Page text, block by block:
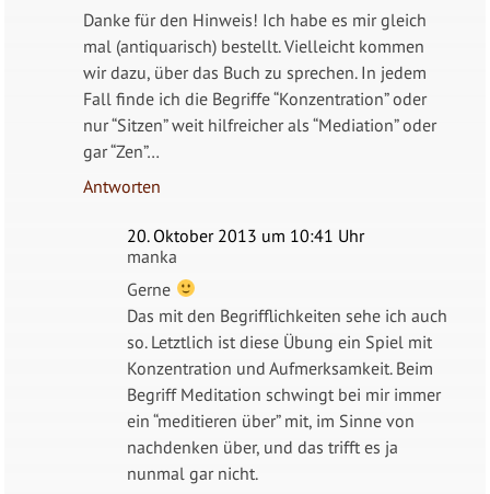
Danke für den Hinweis! Ich habe es mir gleich
mal (antiquarisch) bestellt. Vielleicht kommen
wir dazu, über das Buch zu sprechen. In jedem
Fall finde ich die Begriffe “Konzentration” oder
nur “Sitzen” weit hilfreicher als “Mediation” oder
gar “Zen”…
Antworten
20. Oktober 2013 um 10:41 Uhr
manka
Gerne
Das mit den Begrifflichkeiten sehe ich auch
so. Letztlich ist diese Übung ein Spiel mit
Konzentration und Aufmerksamkeit. Beim
Begriff Meditation schwingt bei mir immer
ein “meditieren über” mit, im Sinne von
nachdenken über, und das trifft es ja
nunmal gar nicht.